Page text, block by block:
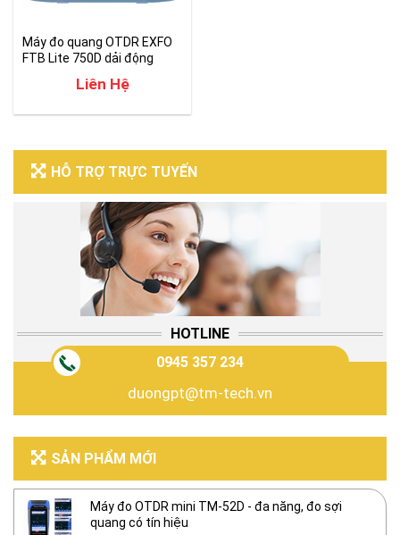
HỖ TRỢ TRỰC TUYẾN
HOTLINE
0945 357 234
duongpt@tm-tech.vn
SẢN PHẨM MỚI
Máy đo OTDR mini TM-52D - đa năng, đo sợi
quang có tín hiệu
Máy đo quang OTDR EXFO
FTB Lite 750D dải động
Liên Hệ